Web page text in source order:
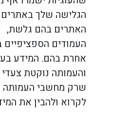
הגלישה שלך
האתרים בהם גלשת,
העמודים
אחרת בהם. המידע
והעמותה נוקטת
שרק מחשבי העמותה
לקרוא ולהבין את